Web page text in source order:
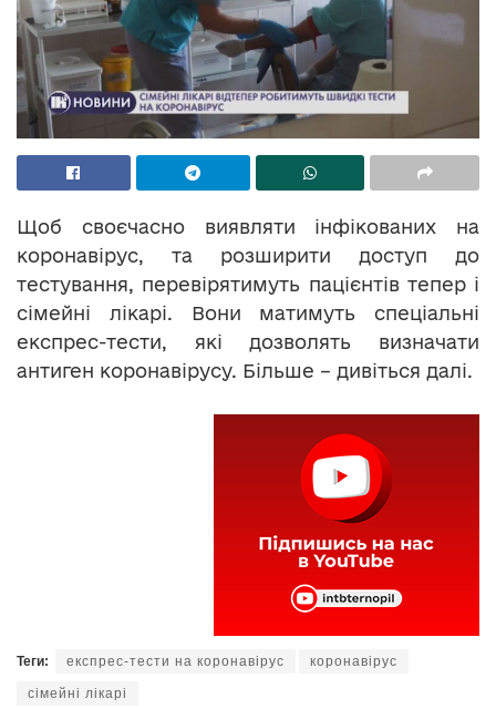
Щоб своєчасно виявляти інфікованих на
коронавірус, та розширити доступ до
тестування, перевірятимуть пацієнтів тепер і
сімейні лікарі. Вони матимуть спеціальні
експрес-тести, які дозволять визначати
антиген коронавірусу. Більше – дивіться далі.
Теги: експрес-тести на коронавірус коронавірус
сімейні лікарі